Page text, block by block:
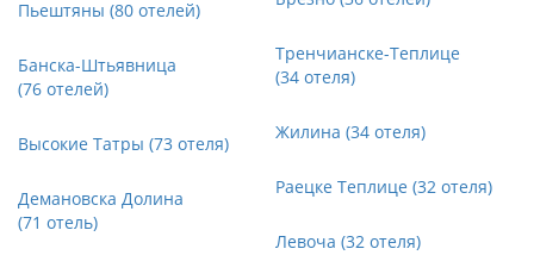
Пьештяны (80 отелей)
Банска-Штьявница
(76 отелей)
Высокие Татры (73 отеля)
Демановска Долина
(71 отель)
Тренчианске-Теплице
(34 отеля)
Жилина (34 отеля)
Раецке Теплице (32 отеля)
Левоча (32 отеля)